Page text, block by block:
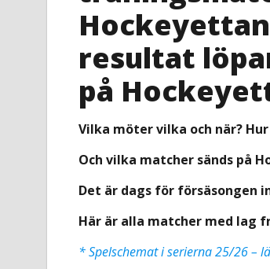
resultat
på
Vilka möter vilka och när?
Och vilka matcher sänds på
Det är dags för försäsongen
Här är alla matcher med lag
* Spelschemat i serierna 25/26 –